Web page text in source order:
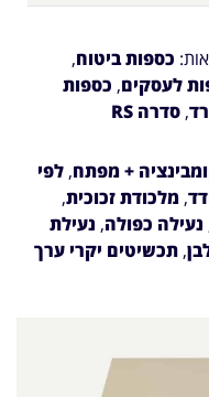
כספות ביטוח,
לעסקים, כספות
, סדרה RS
+ מפתח, לפי
, מלכודת זכוכית,
נעילה כפולה, נעילת
, תכשיטים יקרי ערך